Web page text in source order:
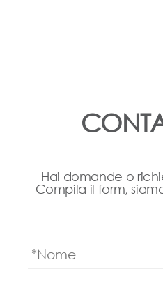
Hai domande o
Compila il form,